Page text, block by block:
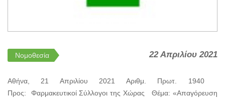
Νομοθεσία 22 Απριλίου 2021
Αθήνα, 21 Απριλίου 2021 Αριθμ. Πρωτ. 1940
Προς: Φαρμακευτικοί Σύλλογοι της Χώρας Θέμα: «Απαγόρευση